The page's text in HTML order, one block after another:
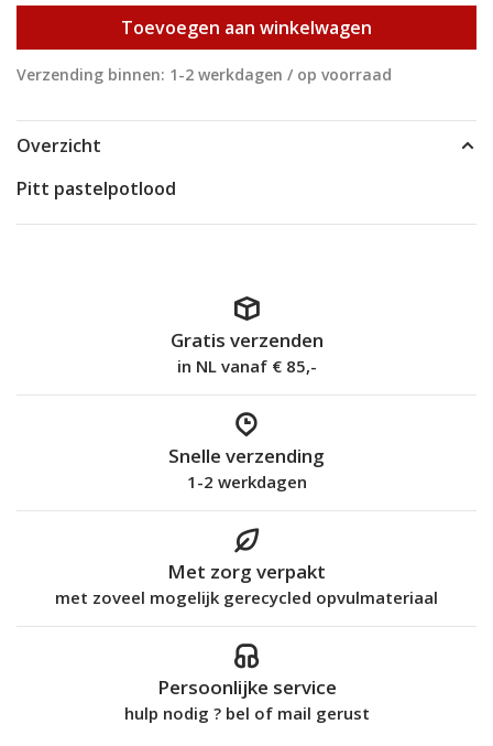
Toevoegen aan winkelwagen
Verzending binnen: 1-2 werkdagen / op voorraad
Overzicht
Pitt pastelpotlood
Gratis verzenden
in NL vanaf € 85,-
Snelle verzending
1-2 werkdagen
Met zorg verpakt
met zoveel mogelijk gerecycled opvulmateriaal
Persoonlijke service
hulp nodig ? bel of mail gerust